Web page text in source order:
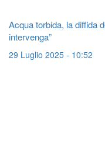
Acqua torbida, la diffida
intervenga”
29 Luglio 2025 - 10:52